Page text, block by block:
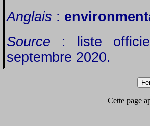
Anglais :
Source : liste
septembre 2020.
Cette page